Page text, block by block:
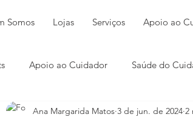
Somos Lojas Serviços Apoio ao
Apoio ao Cuidador Saúde do
Ana Margarida Matos 3 de jun. de 2024 2